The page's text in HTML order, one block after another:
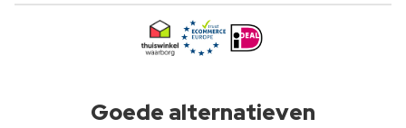
Goede alternatieven